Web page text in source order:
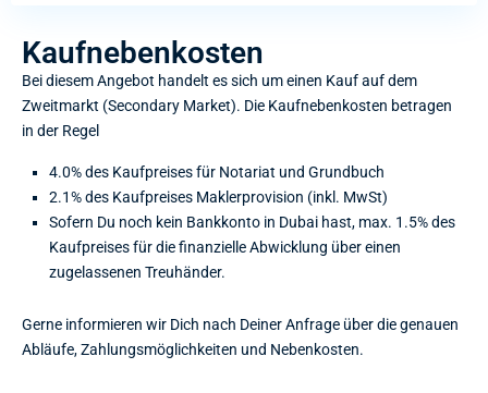
Kaufnebenkosten
Bei diesem Angebot handelt es sich um einen Kauf auf dem
Zweitmarkt (Secondary Market). Die Kaufnebenkosten betragen
in der Regel
4.0% des Kaufpreises für Notariat und Grundbuch
2.1% des Kaufpreises Maklerprovision (inkl. MwSt)
Sofern Du noch kein Bankkonto in Dubai hast, max. 1.5% des
Kaufpreises für die finanzielle Abwicklung über einen
zugelassenen Treuhänder.
Gerne informieren wir Dich nach Deiner Anfrage über die genauen
Abläufe, Zahlungsmöglichkeiten und Nebenkosten.